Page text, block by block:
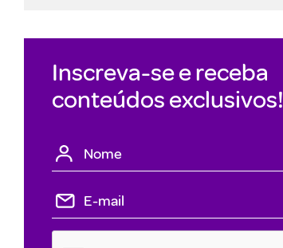
Inscreva-se e receba
conteúdos exclusivos!